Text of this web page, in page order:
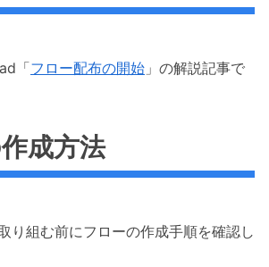
「フロー配布の開始 」の解説記事で
成方法
り組む前にフローの作成手順を確認し